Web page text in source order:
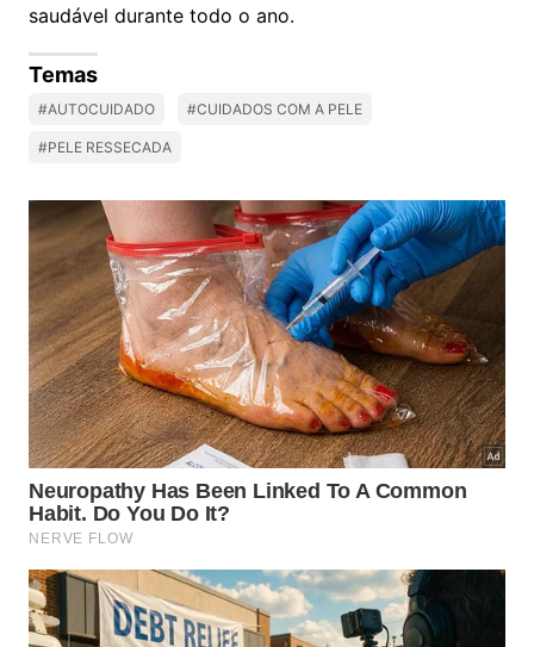
saudável durante todo o ano.
Temas
#AUTOCUIDADO #CUIDADOS COM A PELE
#PELE RESSECADA